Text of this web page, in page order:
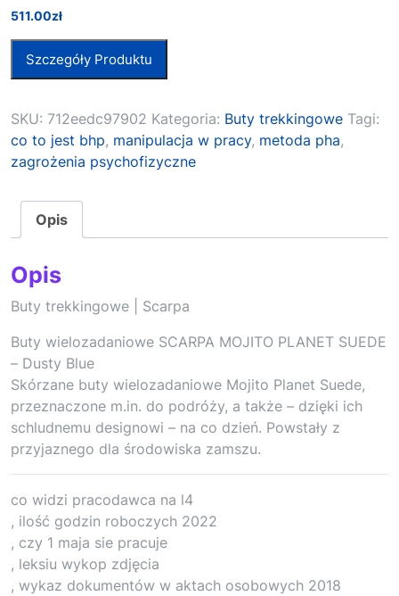
511.00zł
Szczegóły Produktu
SKU: 712eedc97902 Kategoria: Buty trekkingowe Tagi:
co to jest bhp, manipulacja w pracy, metoda pha,
zagrożenia psychofizyczne
Opis
Opis
Buty trekkingowe | Scarpa
Buty wielozadaniowe SCARPA MOJITO PLANET SUEDE
– Dusty Blue
Skórzane buty wielozadaniowe Mojito Planet Suede,
przeznaczone m.in. do podróży, a także – dzięki ich
schludnemu designowi – na co dzień. Powstały z
przyjaznego dla środowiska zamszu.
co widzi pracodawca na l4
, ilość godzin roboczych 2022
, czy 1 maja sie pracuje
, leksiu wykop zdjęcia
, wykaz dokumentów w aktach osobowych 2018